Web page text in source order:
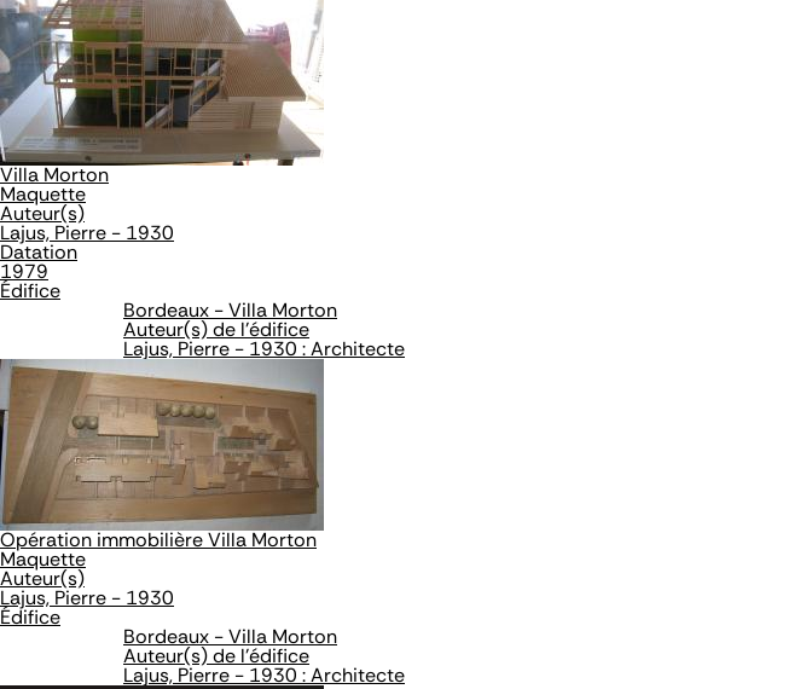
Villa Morton
Maquette
Auteur(s)
Lajus, Pierre - 1930
Datation
1979
Édifice
Bordeaux - Villa Morton
Auteur(s) de l'édifice
Lajus, Pierre - 1930 : Architecte
Opération immobilière Villa Morton
Maquette
Auteur(s)
Lajus, Pierre - 1930
Édifice
Bordeaux - Villa Morton
Auteur(s) de l'édifice
Lajus, Pierre - 1930 : Architecte